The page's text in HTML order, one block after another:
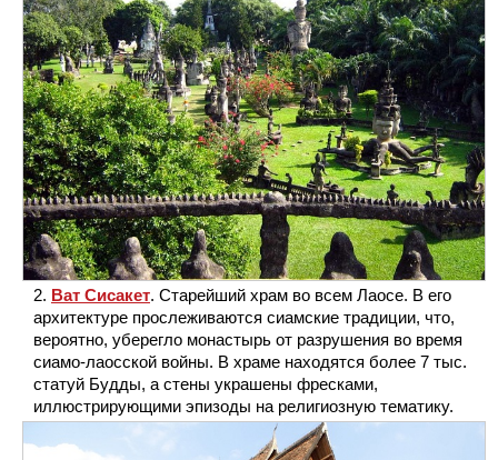
Ват Сисакет. Старейший храм во всем Лаосе. В его
архитектуре прослеживаются сиамские традиции, что,
вероятно, уберегло монастырь от разрушения во время
сиамо-лаосской войны. В храме находятся более 7 тыс.
статуй Будды, а стены украшены фресками,
иллюстрирующими эпизоды на религиозную тематику.